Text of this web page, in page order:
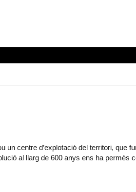
un centre d’explotació del territori, que
al llarg de 600 anys ens ha permès